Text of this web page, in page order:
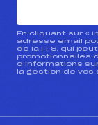
En cliquant sur «
adresse email
de la FFS, qui
promotionnelles
d’informations
la gestion de vos